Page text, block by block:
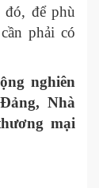
đó, để phù
phải có
nghiên
Nhà
mại